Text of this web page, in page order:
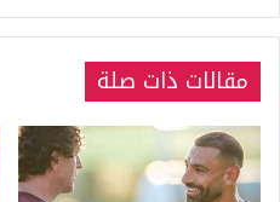
مقالات ذات صلة